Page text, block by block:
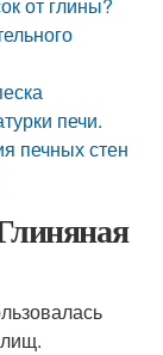
печи.
печных стен